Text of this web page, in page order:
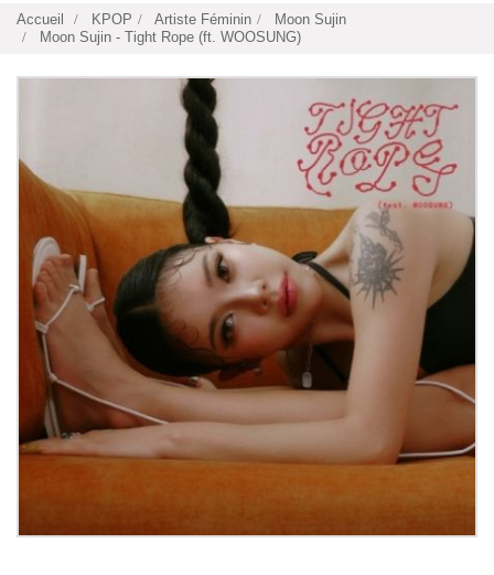
Accueil KPOP Artiste Féminin
Moon Sujin
Moon Sujin - Tight Rope (ft. WOOSUNG)